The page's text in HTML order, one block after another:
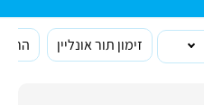
זימון תור אונליין